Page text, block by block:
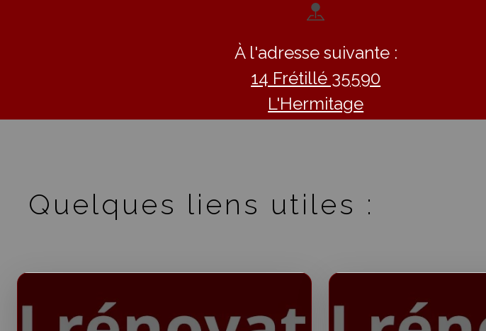
À l'adresse suivante :
14 Frétillé 35590
L'Hermitage
Quelques liens utiles :